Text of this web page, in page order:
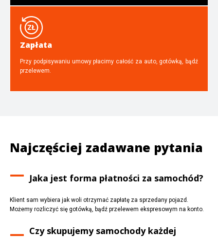
Zapłata
Przy podpisywaniu umowy płacimy całość za auto, gotówką, bądź
przelewem.
Najczęściej zadawane pytania
Jaka jest forma płatności za samochód?
Klient sam wybiera jak woli otrzymać zapłatę za sprzedany pojazd.
Możemy rozliczyć się gotówką, bądź przelewem ekspresowym na konto.
Czy skupujemy samochody każdej